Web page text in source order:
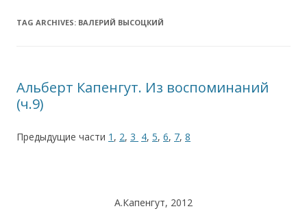
TAG ARCHIVES: ВАЛЕРИЙ ВЫСОЦКИЙ
Альберт Капенгут. Из воспоминаний
(ч.9)
Предыдущие части 1 , 2, 3 4, 5, 6, 7, 8
А.Капенгут, 2012